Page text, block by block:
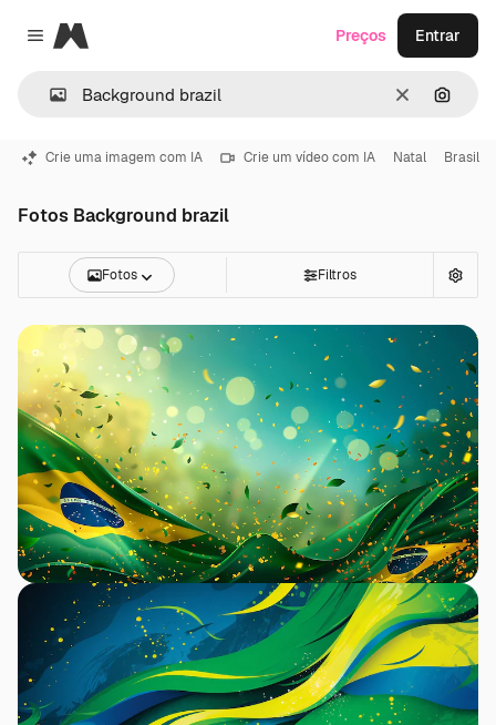
Close menu
Magnific
Limpar
Preços Entrar
Crie uma imagem com IA Crie um vídeo com IA Natal Brasil
Fotos Background brazil
Fotos Filtros